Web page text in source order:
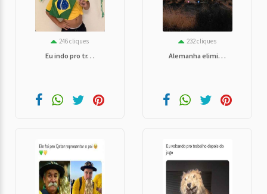
246 cliques
Eu indo pro tr. . .
232 cliques
Alemanha elimi. . .